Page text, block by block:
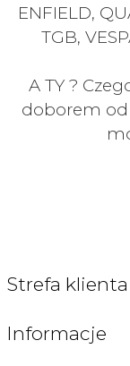
ENFIELD,
TGB,
A TY ?
doborem
Strefa klienta
Informacje